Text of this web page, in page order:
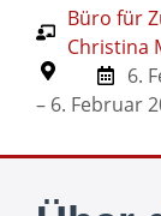
Büro für
Christina
6.
– 6. Februar